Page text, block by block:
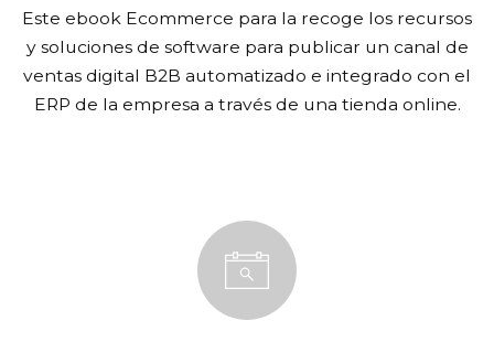
Este ebook Ecommerce para la recoge los recursos
y soluciones de software para publicar un canal de
ventas digital B2B automatizado e integrado con el
ERP de la empresa a través de una tienda online.